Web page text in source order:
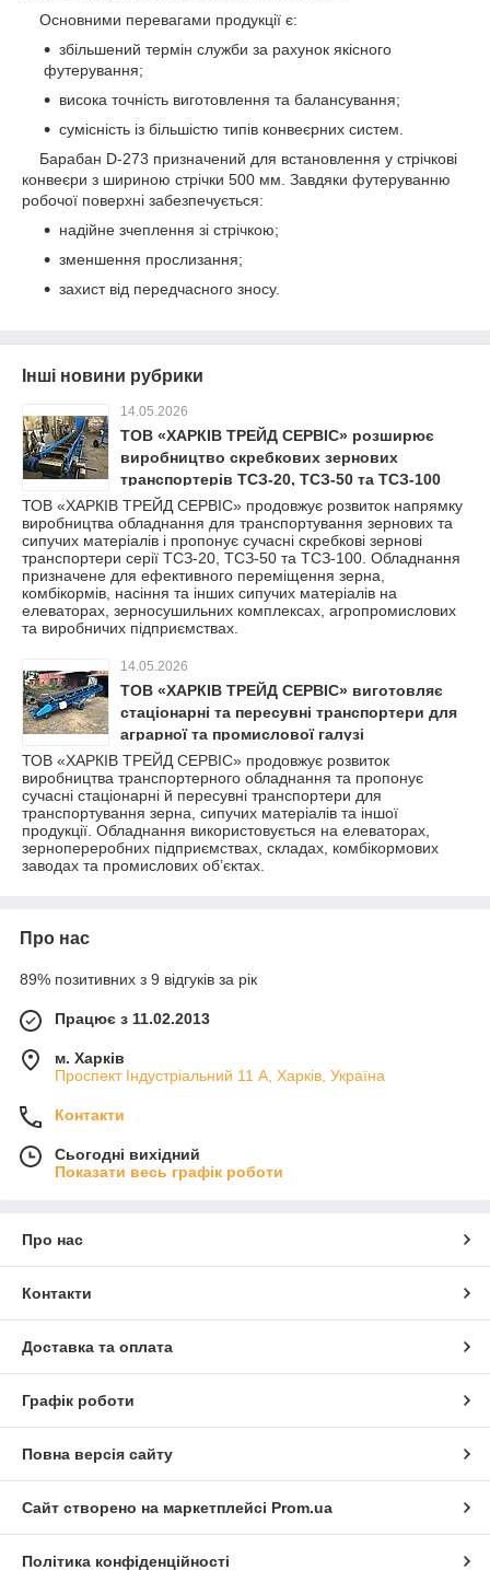
Основними перевагами продукції є:
збільшений термін служби за рахунок якісного
футерування;
висока точність виготовлення та балансування;
сумісність із більшістю типів конвеєрних систем.
Барабан D-273 призначений для встановлення у стрічкові
конвеєри з шириною стрічки 500 мм. Завдяки футеруванню
робочої поверхні забезпечується:
надійне зчеплення зі стрічкою;
зменшення прослизання;
захист від передчасного зносу.
Інші новини рубрики
14.05.2026
ТОВ «ХАРКІВ ТРЕЙД СЕРВІС» розширює
виробництво скребкових зернових
транспортерів ТСЗ-20, ТСЗ-50 та ТСЗ-100
ТОВ «ХАРКІВ ТРЕЙД СЕРВІС» продовжує розвиток напрямку
виробництва обладнання для транспортування зернових та
сипучих матеріалів і пропонує сучасні скребкові зернові
транспортери серії ТСЗ-20, ТСЗ-50 та ТСЗ-100. Обладнання
призначене для ефективного переміщення зерна,
комбікормів, насіння та інших сипучих матеріалів на
елеваторах, зерносушильних комплексах, агропромислових
та виробничих підприємствах.
14.05.2026
ТОВ «ХАРКІВ ТРЕЙД СЕРВІС» виготовляє
стаціонарні та пересувні транспортери для
аграрної та промислової галузі
ТОВ «ХАРКІВ ТРЕЙД СЕРВІС» продовжує розвиток
виробництва транспортерного обладнання та пропонує
сучасні стаціонарні й пересувні транспортери для
транспортування зерна, сипучих матеріалів та іншої
продукції. Обладнання використовується на елеваторах,
зернопереробних підприємствах, складах, комбікормових
заводах та промислових об’єктах.
Про нас
89% позитивних з 9 відгуків за рік
Працює з 11.02.2013
м. Харків
Проспект Індустріальний 11 А, Харків, Україна
Контакти
Сьогодні вихідний
Показати весь графік роботи
Про нас
Контакти
Доставка та оплата
Графік роботи
Повна версія сайту
Сайт створено на маркетплейсі Prom.ua
Політика конфіденційності